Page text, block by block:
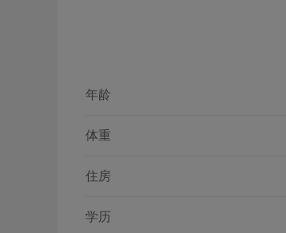
年龄
体重
住房
学历